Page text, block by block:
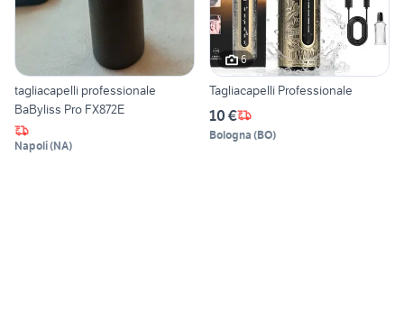
tagliacapelli professionale
BaByliss Pro FX872E
Napoli(NA)
6
Tagliacapelli Professionale
10 €
Bologna (BO)